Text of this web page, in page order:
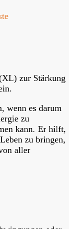
zur Stärkung
wenn es darum
zu
kann. Er hilft,
zu bringen,
aller